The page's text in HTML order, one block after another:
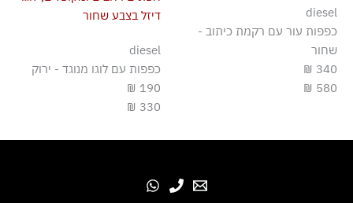
diesel
כפפות עור עם רקמת כיתוב -
שחור
340 ₪
580 ₪
diesel
כפפות עם לוגו מנוגד - ירוק
190 ₪
330 ₪